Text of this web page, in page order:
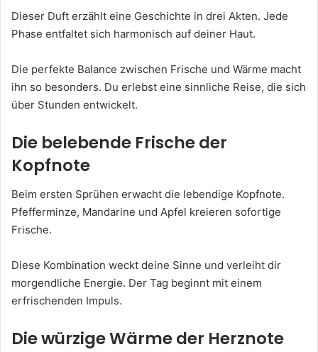
Dieser Duft erzählt eine Geschichte in drei Akten. Jede
Phase entfaltet sich harmonisch auf deiner Haut.
Die perfekte Balance zwischen Frische und Wärme macht
ihn so besonders. Du erlebst eine sinnliche Reise, die sich
über Stunden entwickelt.
Die belebende Frische der
Kopfnote
Beim ersten Sprühen erwacht die lebendige Kopfnote.
Pfefferminze, Mandarine und Apfel kreieren sofortige
Frische.
Diese Kombination weckt deine Sinne und verleiht dir
morgendliche Energie. Der Tag beginnt mit einem
erfrischenden Impuls.
Die würzige Wärme der Herznote